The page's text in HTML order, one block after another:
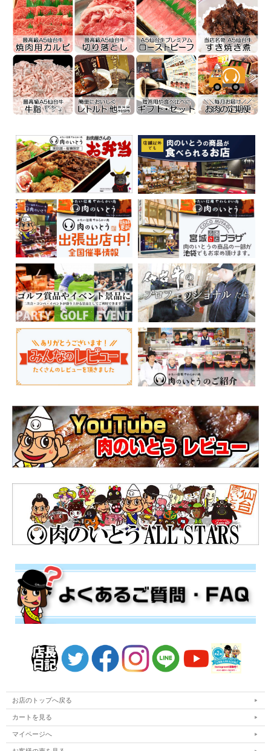
お店のトップへ戻る
カートを見る
マイページへ